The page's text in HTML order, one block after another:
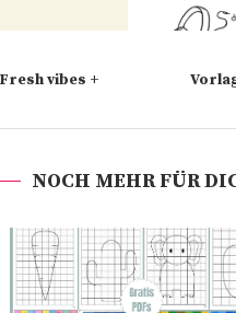
vibes +
NOCH MEHR FÜR